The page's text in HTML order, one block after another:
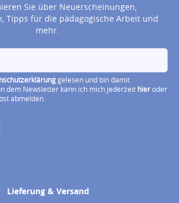
Sie über Neuerscheinungen,
Tipps für die pädagogische Arbeit und
mehr.
gelesen und bin damit
dem Newsletter kann ich mich jederzeit hieroder
abmelden.
Lieferung & Versand